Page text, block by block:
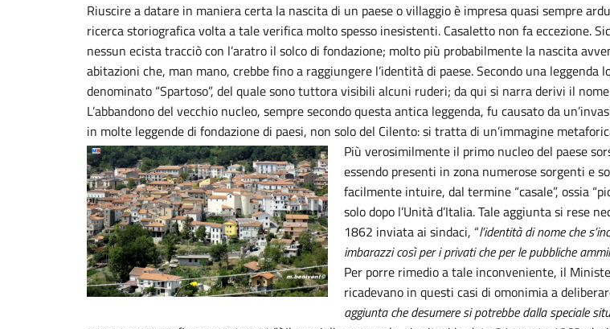
Riuscire a datare in maniera certa la nascita di un paese o villaggio è impresa quasi sempre
ricerca storiografica volta a tale verifica molto spesso inesistenti. Casaletto non fa eccezione.
nessun ecista tracciò con l’aratro il solco di fondazione; molto più probabilmente la nascita
abitazioni che, man mano, crebbe fino a raggiungere l’identità di paese. Secondo una
denominato “Spartoso”, del quale sono tuttora visibili alcuni ruderi; da qui si narra derivi il
L’abbandono del vecchio nucleo, sempre secondo questa antica leggenda, fu causato da
in molte leggende di fondazione di paesi, non solo del Cilento: si tratta di un’immagine
Più verosimilmente il primo nucleo del paese
essendo presenti in zona numerose sorgenti e
facilmente intuire, dal termine “casale”, ossia
solo dopo l’Unità d’Italia. Tale aggiunta si rese
1862 inviata ai sindaci, “l’identità di nome che
imbarazzi così per i privati che per le pubbliche
Per porre rimedio a tale inconveniente, il
ricadevano in questi casi di omonimia a
aggiunta che desumere si potrebbe dalla speciale